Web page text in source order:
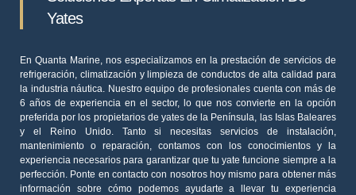
Yates
En Quanta Marine, nos especializamos en la prestación de servicios de
refrigeración, climatización y limpieza de conductos de alta calidad para
la industria náutica. Nuestro equipo de profesionales cuenta con más de
6 años de experiencia en el sector, lo que nos convierte en la opción
preferida por los propietarios de yates de la Península, las Islas Baleares
y el Reino Unido. Tanto si necesitas servicios de instalación,
mantenimiento o reparación, contamos con los conocimientos y la
experiencia necesarios para garantizar que tu yate funcione siempre a la
perfección. Ponte en contacto con nosotros hoy mismo para obtener más
información sobre cómo podemos ayudarte a llevar tu experiencia